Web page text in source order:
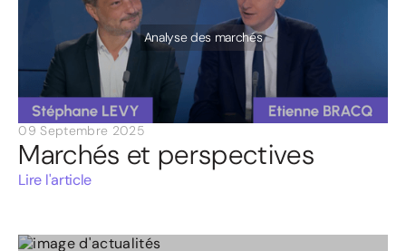
Analyse des marchés
09 Septembre 2025
Marchés et perspectives
Lire l'article